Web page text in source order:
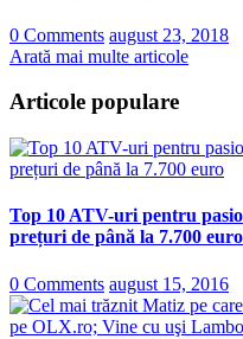
0 Comments august 23, 2018
Arată mai multe articole
Articole populare
Top 10 ATV-uri pentru
prețuri de până la 7.700 euro
0 Comments august 15, 2016